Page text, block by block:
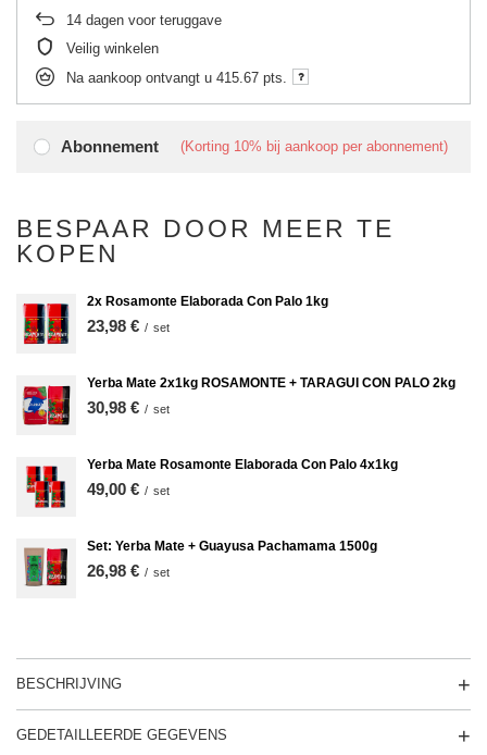
Abonnement (Korting 10% bij aankoop per abonnement)
14 dagen voor teruggave
Veilig winkelen
Na aankoop ontvangt u 415.67 pts.
BESPAAR DOOR MEER TE
KOPEN
2x Rosamonte Elaborada Con Palo 1kg
23,98 € / set
Yerba Mate 2x1kg ROSAMONTE + TARAGUI CON PALO 2kg
30,98 € / set
Yerba Mate Rosamonte Elaborada Con Palo 4x1kg
49,00 € / set
Set: Yerba Mate + Guayusa Pachamama 1500g
26,98 € / set
BESCHRIJVING
GEDETAILLEERDE GEGEVENS